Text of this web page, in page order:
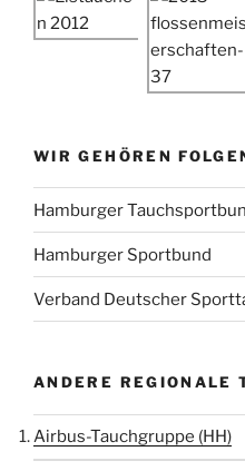
WIR GEHÖREN
Hamburger
Hamburger Sportbund
Verband Deutscher
ANDERE REGIONALE
Airbus-Tauchgruppe (HH)